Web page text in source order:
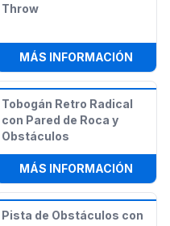
PUB
Throw
MÁS INFORMACIÓN:
DEPORTIVA TODO EN UNO
Tobogán Retro Radical
con Pared de Roca y
Obstáculos
MÁS INFORMACIÓN:
Pista de Obstáculos con